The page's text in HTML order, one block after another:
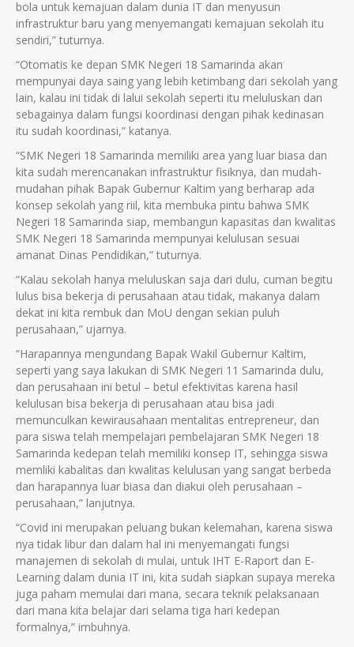
bola untuk kemajuan dalam dunia IT dan menyusun
infrastruktur baru yang menyemangati kemajuan sekolah itu
sendiri,” tuturnya.
“Otomatis ke depan SMK Negeri 18 Samarinda akan
mempunyai daya saing yang lebih ketimbang dari sekolah yang
lain, kalau ini tidak di lalui sekolah seperti itu meluluskan dan
sebagainya dalam fungsi koordinasi dengan pihak kedinasan
itu sudah koordinasi,” katanya.
“SMK Negeri 18 Samarinda memiliki area yang luar biasa dan
kita sudah merencanakan infrastruktur fisiknya, dan mudah-
mudahan pihak Bapak Gubernur Kaltim yang berharap ada
konsep sekolah yang riil, kita membuka pintu bahwa SMK
Negeri 18 Samarinda siap, membangun kapasitas dan kwalitas
SMK Negeri 18 Samarinda mempunyai kelulusan sesuai
amanat Dinas Pendidikan,” tuturnya.
“Kalau sekolah hanya meluluskan saja dari dulu, cuman begitu
lulus bisa bekerja di perusahaan atau tidak, makanya dalam
dekat ini kita rembuk dan MoU dengan sekian puluh
perusahaan,” ujarnya.
“Harapannya mengundang Bapak Wakil Gubernur Kaltim,
seperti yang saya lakukan di SMK Negeri 11 Samarinda dulu,
dan perusahaan ini betul – betul efektivitas karena hasil
kelulusan bisa bekerja di perusahaan atau bisa jadi
memunculkan kewirausahaan mentalitas entrepreneur, dan
para siswa telah mempelajari pembelajaran SMK Negeri 18
Samarinda kedepan telah memiliki konsep IT, sehingga siswa
memliki kabalitas dan kwalitas kelulusan yang sangat berbeda
dan harapannya luar biasa dan diakui oleh perusahaan –
perusahaan,” lanjutnya.
“Covid ini merupakan peluang bukan kelemahan, karena siswa
nya tidak libur dan dalam hal ini menyemangati fungsi
manajemen di sekolah di mulai, untuk IHT E-Raport dan E-
Learning dalam dunia IT ini, kita sudah siapkan supaya mereka
juga paham memulai dari mana, secara teknik pelaksanaan
dari mana kita belajar dari selama tiga hari kedepan
formalnya,” imbuhnya.